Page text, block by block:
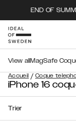
END OF
Accueil / Coque
View all MagSafe
iPhone 16
Trier